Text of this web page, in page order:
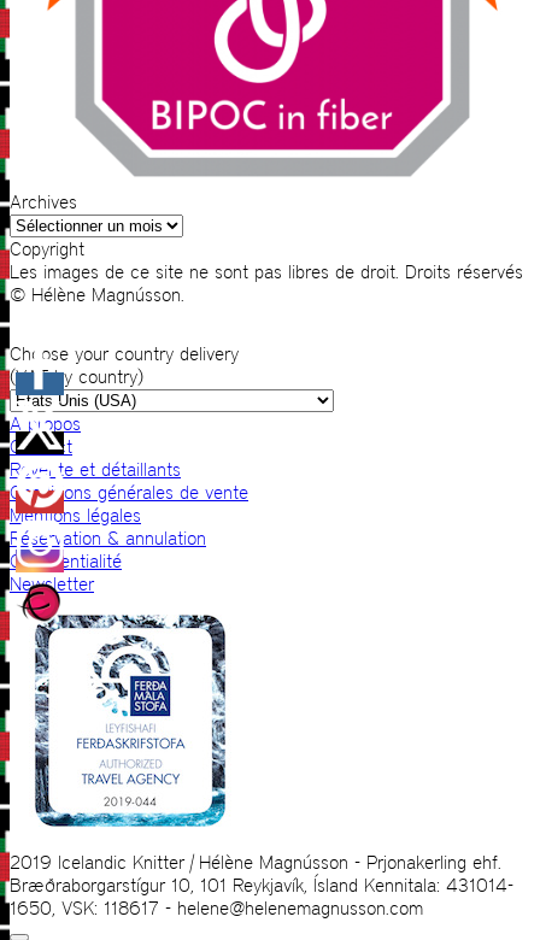
Archives
Archives
Copyright
Les images de ce site ne sont pas libres de droit. Droits réservés
© Hélène Magnússon.
Choose your country delivery
(VAT by country)
A propos
Contact
Revente et détaillants
Conditions générales de vente
Mentions légales
Réservation & annulation
Confidentialité
Newsletter
2019 Icelandic Knitter | Hélène Magnússon - Prjonakerling ehf.
Bræðraborgarstígur 10, 101 Reykjavík, Ísland Kennitala: 431014-
1650, VSK: 118617 - helene@helenemagnusson.com